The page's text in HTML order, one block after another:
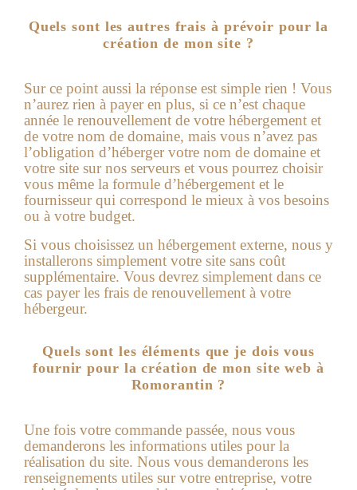
Quels sont les autres frais à prévoir pour la
création de mon site ?
Sur ce point aussi la réponse est simple rien ! Vous
n’aurez rien à payer en plus, si ce n’est chaque
année le renouvellement de votre hébergement et
de votre nom de domaine, mais vous n’avez pas
l’obligation d’héberger votre nom de domaine et
votre site sur nos serveurs et vous pourrez choisir
vous même la formule d’hébergement et le
fournisseur qui correspond le mieux à vos besoins
ou à votre budget.
Si vous choisissez un hébergement externe, nous y
installerons simplement votre site sans coût
supplémentaire. Vous devrez simplement dans ce
cas payer les frais de renouvellement à votre
hébergeur.
Quels sont les éléments que je dois vous
fournir pour la création de mon site web à
Romorantin ?
Une fois votre commande passée, nous vous
demanderons les informations utiles pour la
réalisation du site. Nous vous demanderons les
renseignements utiles sur votre entreprise, votre